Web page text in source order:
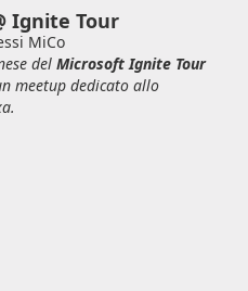
Ignite Tour
MiCo
del Microsoft Ignite Tour
meetup dedicato allo